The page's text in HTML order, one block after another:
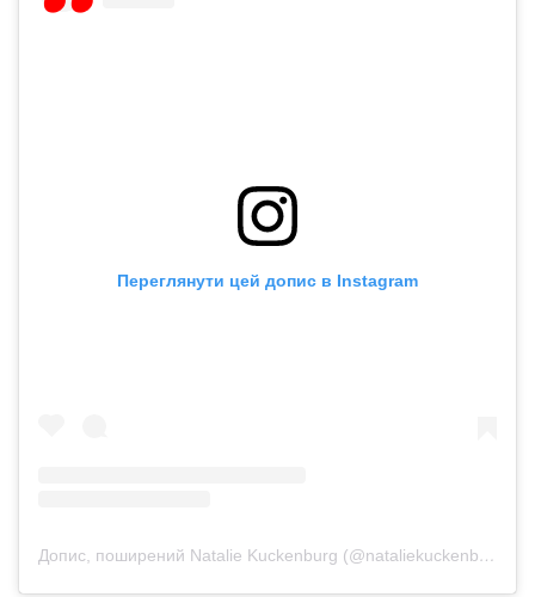
Переглянути цей допис в Instagram
Допис, поширений Natalie Kuckenburg (@nataliekuckenburg)